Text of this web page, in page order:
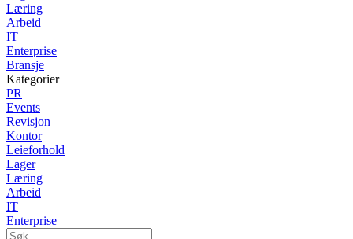
Læring
Arbeid
IT
Enterprise
Bransje
Kategorier
PR
Events
Revisjon
Kontor
Leieforhold
Lager
Læring
Arbeid
IT
Enterprise